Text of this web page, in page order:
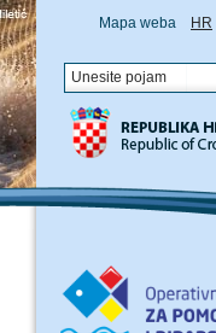
Mapa weba HR